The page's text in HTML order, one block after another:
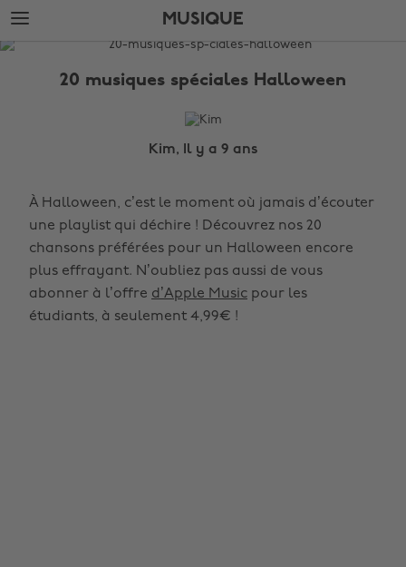
Accéder
directement
au
Accéder
directement
au
MUSIQUE
LE
20 musiques spéciales Halloween
Kim, Il y a 9 ans
À Halloween, c’est le moment où jamais d’écouter
une playlist qui déchire ! Découvrez nos 20
chansons préférées pour un Halloween encore
plus effrayant. N’oubliez pas aussi de vous
abonner à l’offre d’Apple Music pour les
étudiants, à seulement 4,99€ !